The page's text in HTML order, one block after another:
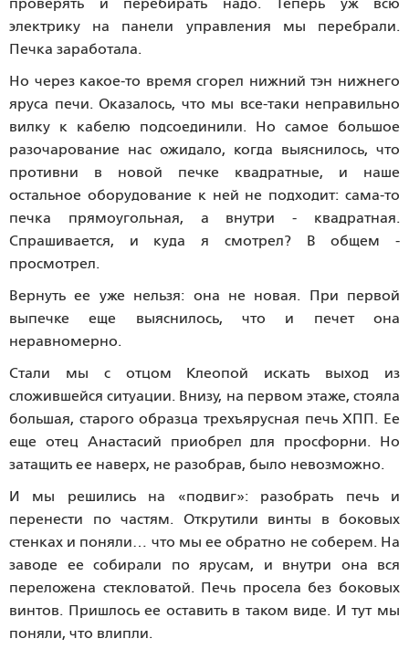
электрику на панели управления мы перебрали.
Печка заработала.
Но через какое-то время сгорел нижний тэн нижнего
яруса печи. Оказалось, что мы все-таки неправильно
вилку к кабелю подсоединили. Но самое большое
разочарование нас ожидало, когда выяснилось, что
противни в новой печке квадратные, и наше
остальное оборудование к ней не подходит: сама-то
печка прямоугольная, а внутри - квадратная.
Спрашивается, и куда я смотрел? В общем -
просмотрел.
Вернуть ее уже нельзя: она не новая. При первой
выпечке еще выяснилось, что и печет она
неравномерно.
Стали мы с отцом Клеопой искать выход из
сложившейся ситуации. Внизу, на первом этаже, стояла
большая, старого образца трехъярусная печь ХПП. Ее
еще отец Анастасий приобрел для просфорни. Но
затащить ее наверх, не разобрав, было невозможно.
И мы решились на «подвиг»: разобрать печь и
перенести по частям. Открутили винты в боковых
стенках и поняли… что мы ее обратно не соберем. На
заводе ее собирали по ярусам, и внутри она вся
переложена стекловатой. Печь просела без боковых
винтов. Пришлось ее оставить в таком виде. И тут мы
поняли, что влипли.